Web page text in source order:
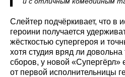
Слейтер подчёркивает, что в
героини получается
жёсткостью супергероя и
хотя студия вряд ли
сборов, у новой «Супергёрл»
от первой исполнительницы